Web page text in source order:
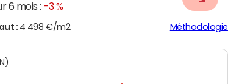
6 mois : -3 %
: 4 498 €/m2 Méthodologie